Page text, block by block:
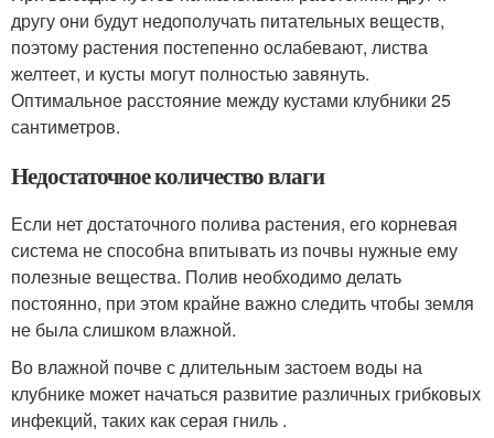
другу они будут недополучать питательных веществ,
поэтому растения постепенно ослабевают, листва
желтеет, и кусты могут полностью завянуть.
Оптимальное расстояние между кустами клубники 25
сантиметров.
Недостаточное количество влаги
Если нет достаточного полива растения, его корневая
система не способна впитывать из почвы нужные ему
полезные вещества. Полив необходимо делать
постоянно, при этом крайне важно следить чтобы земля
не была слишком влажной.
Во влажной почве с длительным застоем воды на
клубнике может начаться развитие различных грибковых
инфекций, таких как серая гниль .